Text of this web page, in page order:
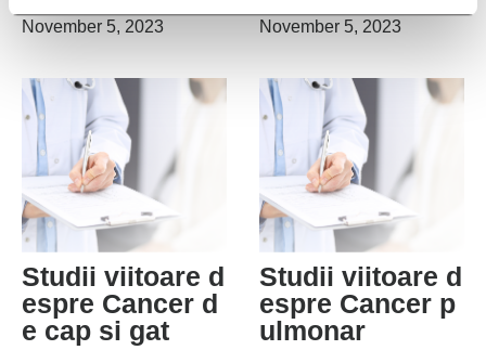
November 5, 2023 November 5, 2023
Studii viitoare d
espre Cancer d
e cap si gat
Studii viitoare d
espre Cancer p
ulmonar